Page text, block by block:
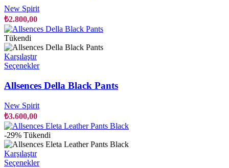
varyasyonu
var.
ürün
seçilebilir
New Spirit
₺2.800,00
Tükendi
Karşılaştır
SeçeneklerBu
birden
fazla
var.
ürün
sayfasından
seçilebilir
Allsences Della Black Pants
New Spirit
₺3.600,00
-29% Tükendi
Karşılaştır
SeçeneklerBu